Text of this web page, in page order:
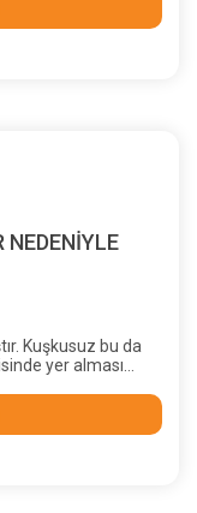
NEDENİYLE
Kuşkusuz bu da
yer alması
göre, manevi
ve “kişi